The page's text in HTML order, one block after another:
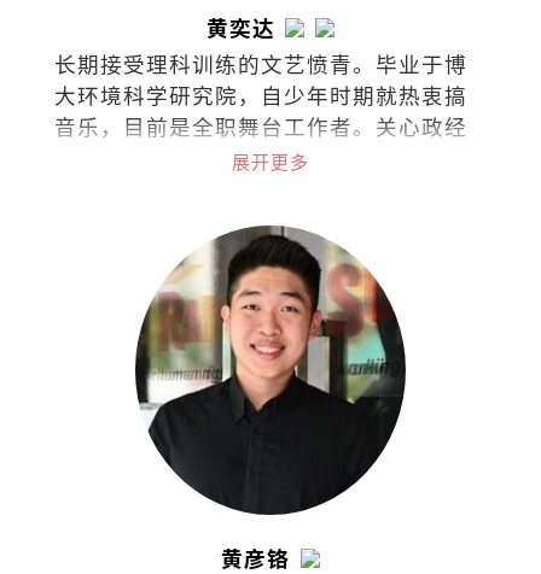
黄奕达
长期接受理科训练的文艺愤青。毕业于博
大环境科学研究院，自少年时期就热衷搞
音乐，目前是全职舞台工作者。关心政经
文教、两性课题、意识形态、人性陋
展开更多
黄彦铬